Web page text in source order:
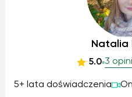
Natalia
5.0 3
5+ lata doświadczenia